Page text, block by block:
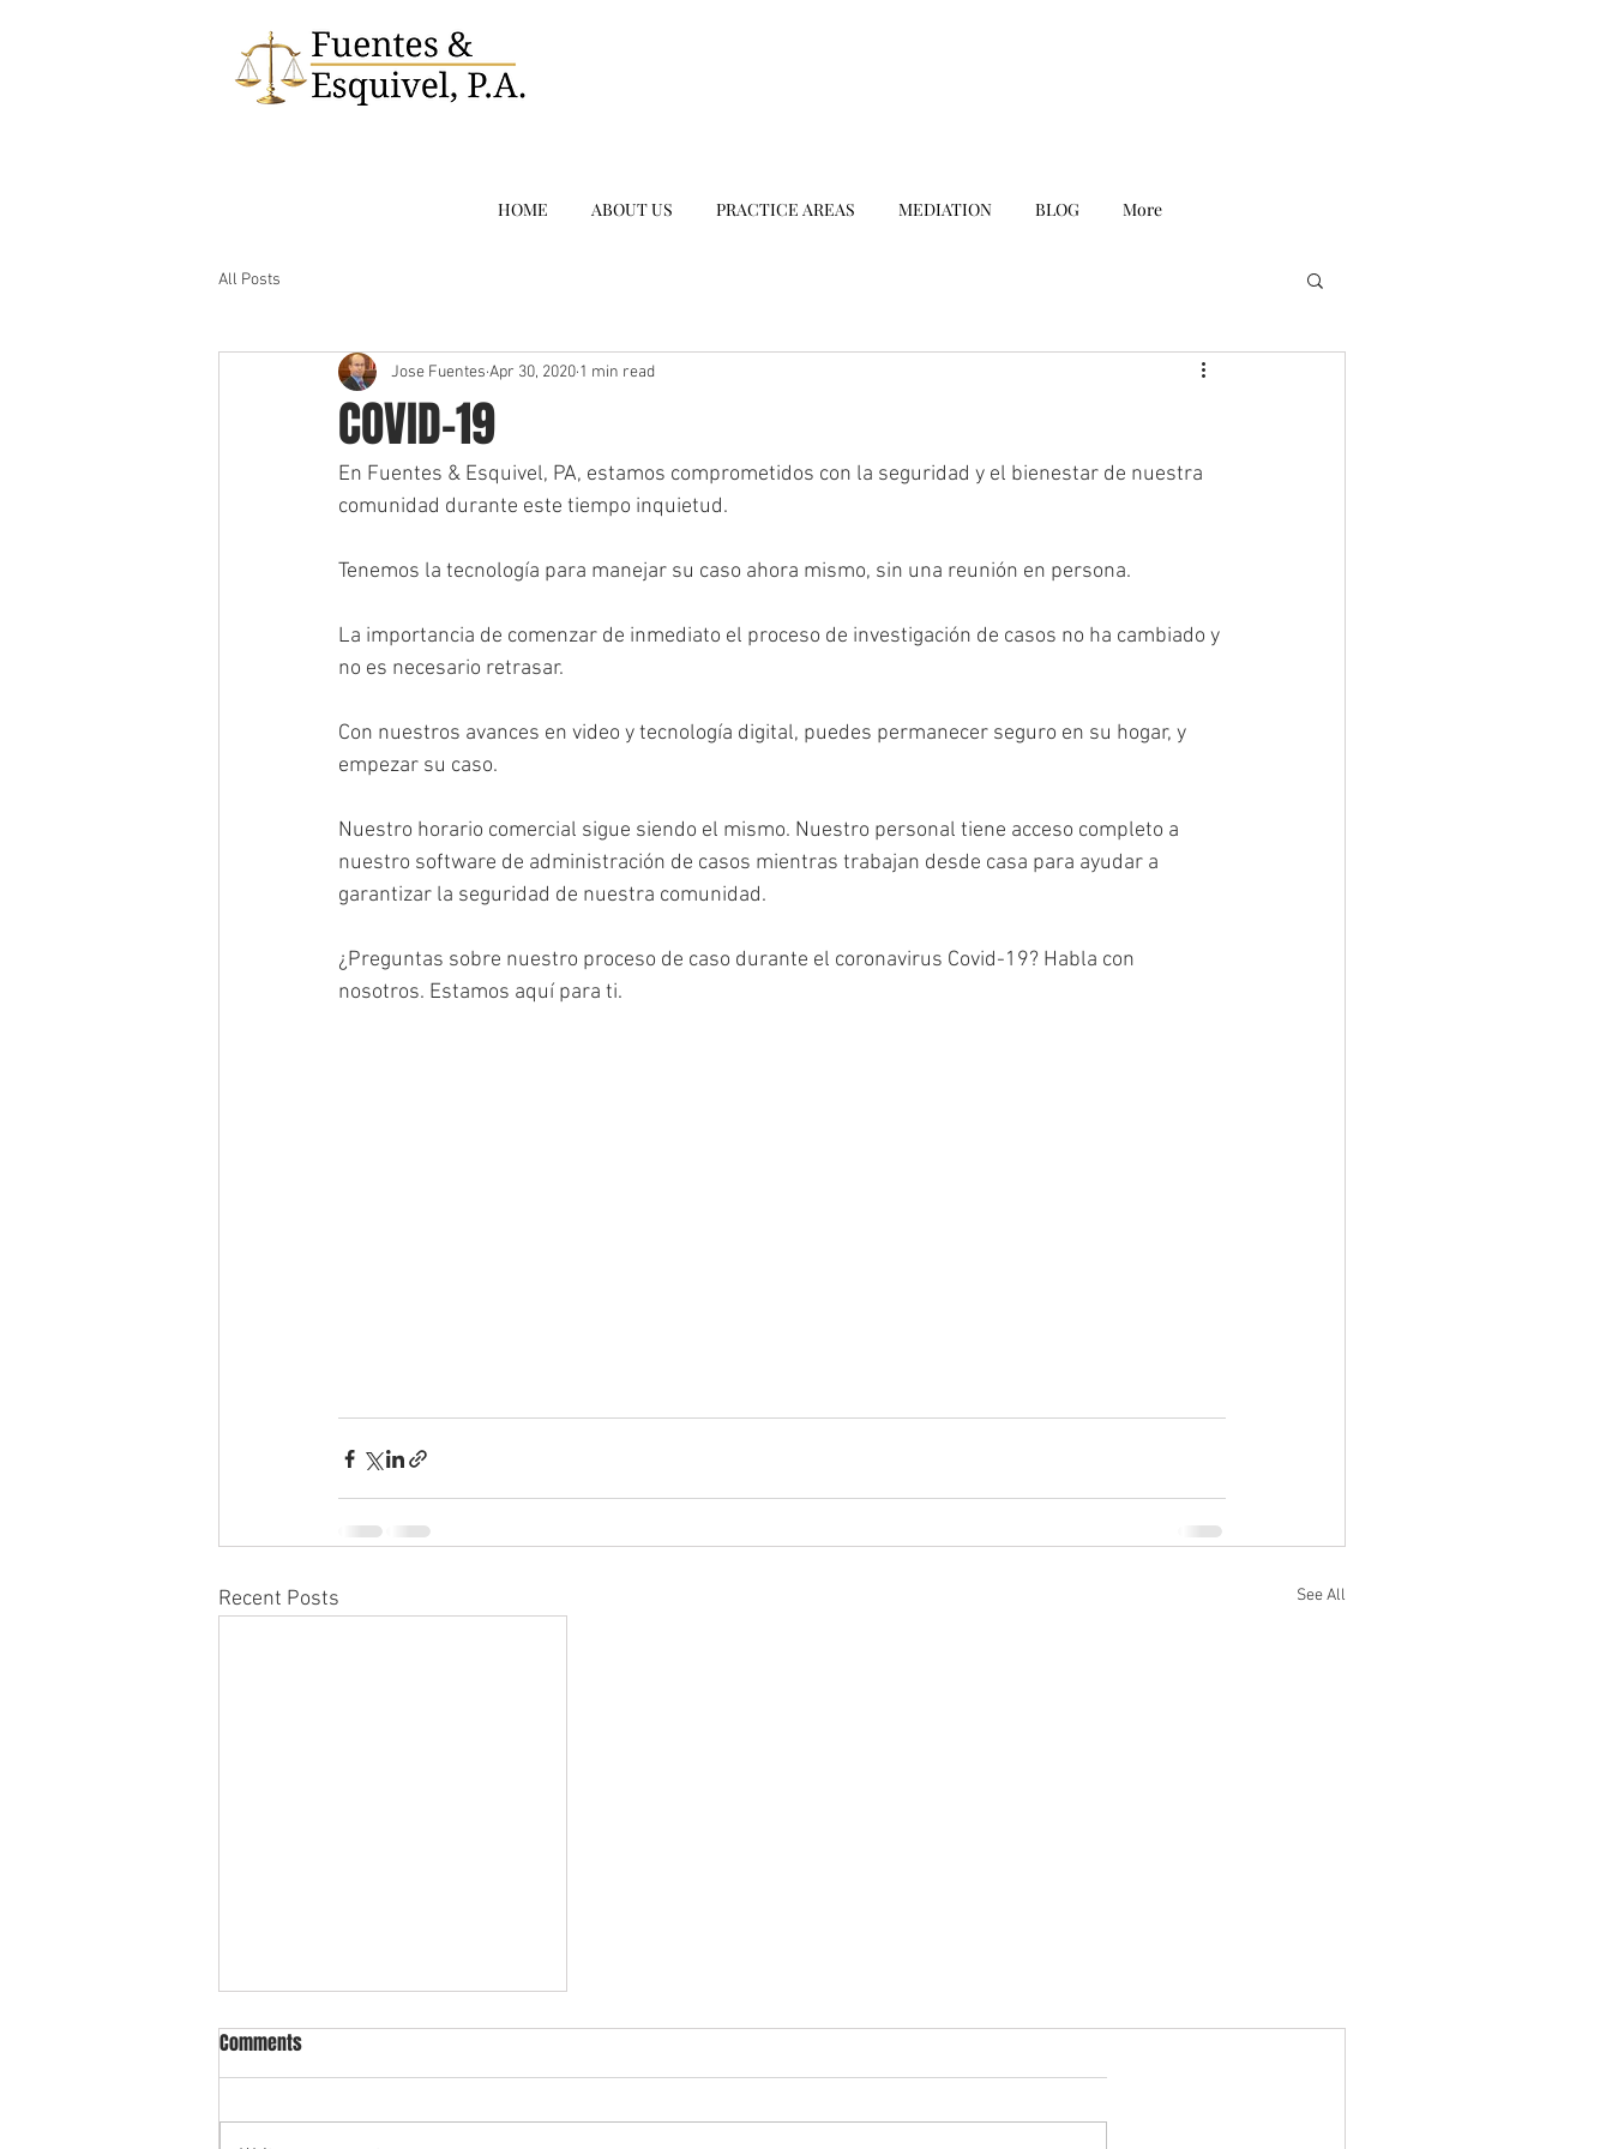
HOME ABOUT US PRACTICE AREAS MEDIATION BLOG More
All Posts
COVID-19
Jose Fuentes Apr 30, 2020 1 min read
En Fuentes & Esquivel, PA, estamos comprometidos con la seguridad y el bienestar de nuestra
comunidad durante este tiempo inquietud.
Tenemos la tecnología para manejar su caso ahora mismo, sin una reunión en persona.
La importancia de comenzar de inmediato el proceso de investigación de casos no ha cambiado y
no es necesario retrasar.
Con nuestros avances en video y tecnología digital, puedes permanecer seguro en su hogar, y
empezar su caso.
Nuestro horario comercial sigue siendo el mismo. Nuestro personal tiene acceso completo a
nuestro software de administración de casos mientras trabajan desde casa para ayudar a
garantizar la seguridad de nuestra comunidad.
¿Preguntas sobre nuestro proceso de caso durante el coronavirus Covid-19? Habla con
nosotros. Estamos aquí para ti.
Recent Posts See All
Comments